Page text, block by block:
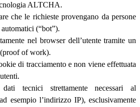
ALTCHA.
che le richieste provengano da persone
(“bot”).
nel browser dell’utente tramite un
of work).
di tracciamento e non viene effettuata
tecnici strettamente necessari al
esempio l’indirizzo IP), esclusivamente